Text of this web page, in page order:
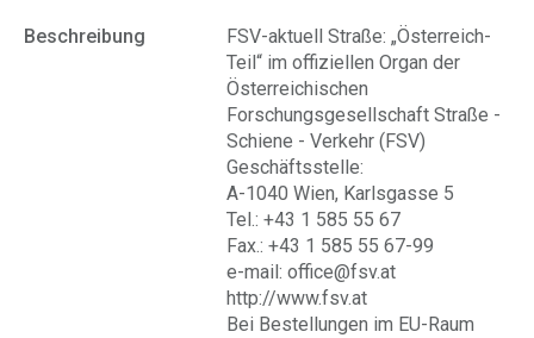
Beschreibung
FSV-aktuell Straße: „Österreich-
Teil“ im offiziellen Organ der
Österreichischen
Forschungsgesellschaft Straße -
Schiene - Verkehr (FSV)
Geschäftsstelle:
A-1040 Wien, Karlsgasse 5
Tel.: +43 1 585 55 67
Fax.: +43 1 585 55 67-99
e-mail: office@fsv.at
http://www.fsv.at
Bei Bestellungen im EU-Raum